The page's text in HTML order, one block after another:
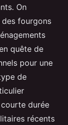
On
fourgons
quête de
pour une
de
durée
récents